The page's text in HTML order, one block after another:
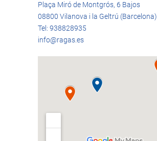
Plaça Miró de Montgrós, 6 Bajos
08800 Vilanova i la Geltrú (Barcelona)
Tel: 938828935
info@ragas.es